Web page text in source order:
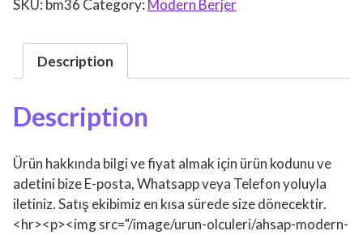
SKU: bm36 Category: Modern Berjer
Description
Description
Ürün hakkında bilgi ve fiyat almak için ürün kodunu ve
adetini bize E-posta, Whatsapp veya Telefon yoluyla
iletiniz. Satış ekibimiz en kısa sürede size dönecektir.
<hr><p><img src="/image/urun-olculeri/ahsap-modern-